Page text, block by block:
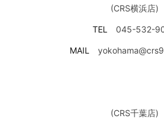
(CRS横浜店)
TEL 045-532-
MAIL
(CRS千葉店)